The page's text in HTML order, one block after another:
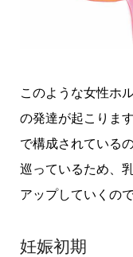
このような女性ホ
の発達が起こりま
で構成されている
巡っているため、
アップしていくので
妊娠初期